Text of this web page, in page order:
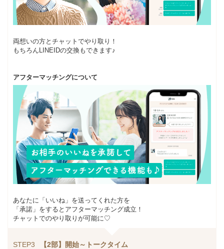
両想いの方とチャットでやり取り！
もちろんLINEIDの交換もできます♪
アフターマッチングについて
あなたに「いいね」を送ってくれた方を
「承諾」をするとアフターマッチング成立！
チャットでのやり取りが可能に♡
STEP3 【2部】開始～トークタイム